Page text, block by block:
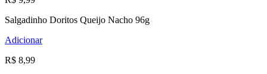
Salgadinho Doritos Queijo Nacho 96g
Adicionar
R$ 8,99